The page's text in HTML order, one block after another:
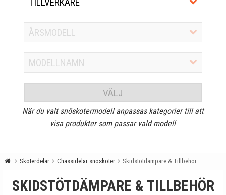
VÄLJ
När du valt snöskotermodell anpassas kategorier till att
visa produkter som passar vald modell
Skoterdelar Chassidelar snöskoter Skidstötdämpare & Tillbehör
SKIDSTÖTDÄMPARE & TILLBEHÖR